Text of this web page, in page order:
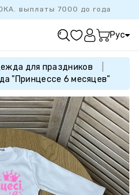
выплаты 7000 до года
Рус
для праздников
"Принцессе 6 месяцев"